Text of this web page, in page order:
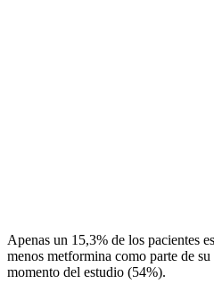
Apenas un 15,3% de los pacientes
menos metformina como parte de
momento del estudio (54%).